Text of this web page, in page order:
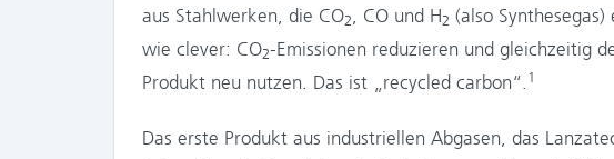
aus Stahlwerken, die CO2, CO und H2 (also
wie clever: CO2-Emissionen reduzieren und gleichzeitig
Produkt neu nutzen. Das ist „recycled carbon“. 1
Das erste Produkt aus industriellen Abgasen, das